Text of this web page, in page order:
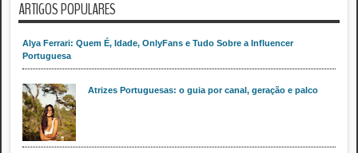
ARTIGOS POPULARES
Alya Ferrari: Quem É, Idade, OnlyFans e Tudo Sobre a Influencer
Portuguesa
Atrizes Portuguesas: o guia por canal, geração e palco